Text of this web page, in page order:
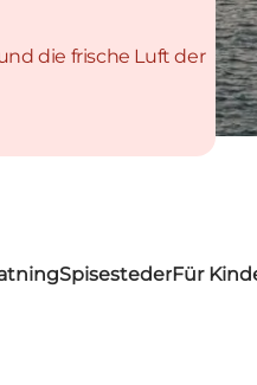
die frische Luft der
SpisestederFür